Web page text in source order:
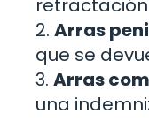
2. Arras
que se
3. Arras
una